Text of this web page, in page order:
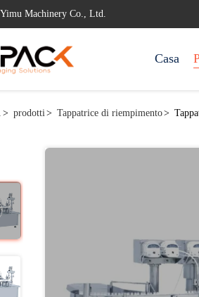
Yimu Machinery Co., Ltd.
Casa
> prodotti> Tappatrice di riempimento>